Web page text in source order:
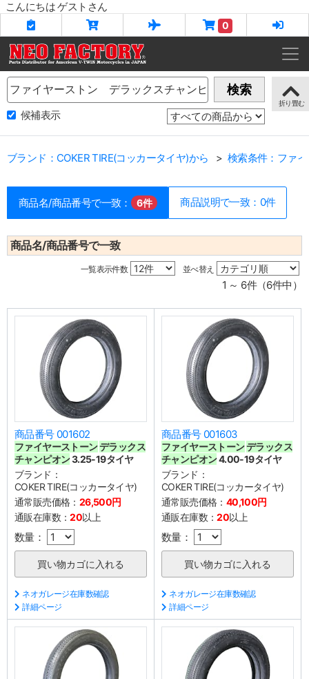
こんにちは ゲストさん
0
Name 検索
候補表示
ブランド：COKER TIRE(コッカータイヤ)から 検索条件：ファ
商品名/商品番号で一致： 6件 商品説明で一致：0件
商品名/商品番号で一致
一覧表示件数 並べ替え
1 ～ 6件（6件中）
商品番号 001602
ファイヤーストーンデラックス
チャンピオン3.25-19タイヤ
ブランド：
COKER TIRE(コッカータイヤ)
通常販売価格： 26,500円
通販在庫数：20以上
数量：
ネオガレージ在庫数確認
詳細ページ
商品番号 001603
ファイヤーストーンデラックス
チャンピオン4.00-19タイヤ
ブランド：
COKER TIRE(コッカータイヤ)
通常販売価格： 40,100円
通販在庫数：20以上
数量：
ネオガレージ在庫数確認
詳細ページ